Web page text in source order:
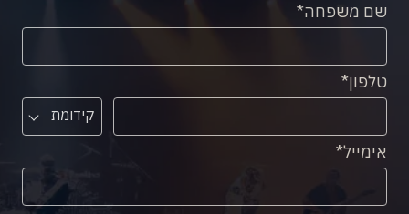
שם משפחה
טלפון
קידומת
אימייל